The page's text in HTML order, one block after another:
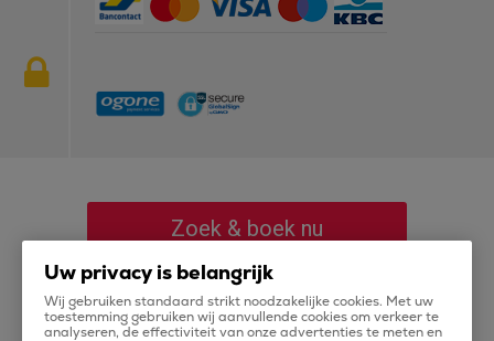
Zoek & boek nu
Uw privacy is belangrijk
Wij gebruiken standaard strikt noodzakelijke cookies. Met uw
toestemming gebruiken wij aanvullende cookies om verkeer te
analyseren, de effectiviteit van onze advertenties te meten en